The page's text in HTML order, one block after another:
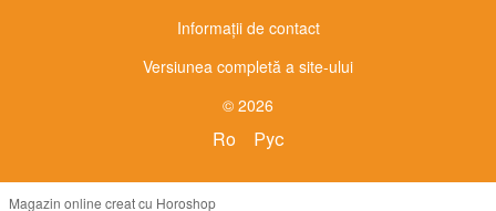
Informații de contact
Versiunea completă a site-ului
© 2026
Ro Рус
Magazin online creat cu Horoshop